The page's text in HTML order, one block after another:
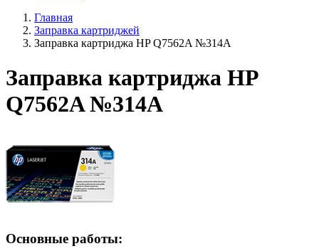
Главная
Заправка картриджей
Заправка картриджа HP Q7562A №314A
Заправка картриджа HP
Q7562A №314A
Основные работы: